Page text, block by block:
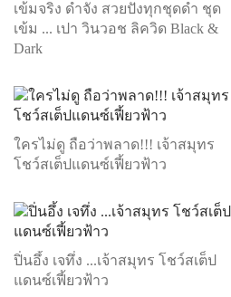
เข้มจริง ดำจัง สวยปังทุกชุดดำ ชุด
เข้ม ... เปา วินวอช ลิควิด Black &
Dark
ใครไม่ดู ถือว่าพลาด!!! เจ้าสมุทร
โชว์สเต็ปแดนซ์เฟี้ยวฟ้าว
ปิ่นอึ้ง เจทึ่ง ...เจ้าสมุทร โชว์สเต็ป
แดนซ์เฟี้ยวฟ้าว